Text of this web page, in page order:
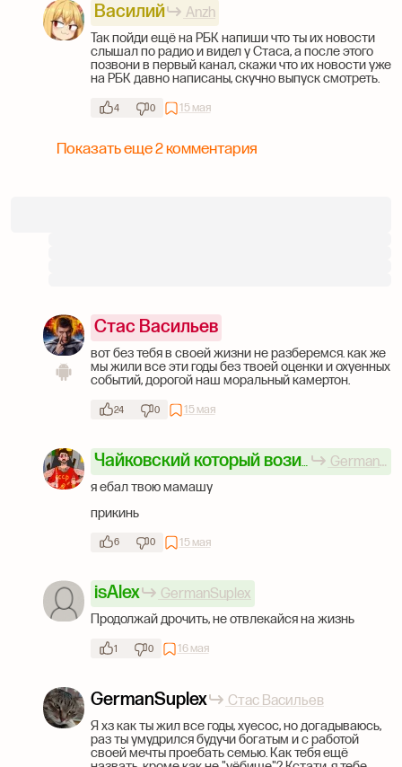
Василий
Anzh
Так пойди ещё на РБК напиши что ты их новости
слышал по радио и видел у Стаса, а после этого
позвони в первый канал, скажи что их новости уже
на РБК давно написаны, скучно выпуск смотреть.
4 0 15 мая
Показать еще 2 комментария
Стас Васильев
вот без тебя в своей жизни не разберемся. как же
мы жили все эти годы без твоей оценки и охуенных
событий, дорогой наш моральный камертон.
24 0 15 мая
Чайковский который возил твою маму
GermanSuplex
я ебал твою мамашу
прикинь
6 0 15 мая
isAlex
GermanSuplex
Продолжай дрочить, не отвлекайся на жизнь
1 0 16 мая
GermanSuplex
Стас Васильев
Я хз как ты жил все годы, хуесос, но догадываюсь,
раз ты умудрился будучи богатым и с работой
своей мечты проебать семью. Как тебя ещё